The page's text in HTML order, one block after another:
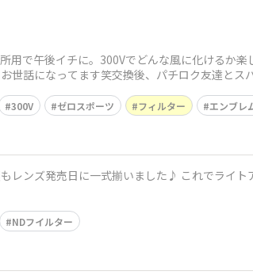
用で午後イチに。300Vでどんな風に化けるか
世話になってます笑交換後、パチロク友達と
300V ゼロスポーツ フィルター エンブレ
これでライトアップやイルミネーション撮影も楽しみ
NDフイルター